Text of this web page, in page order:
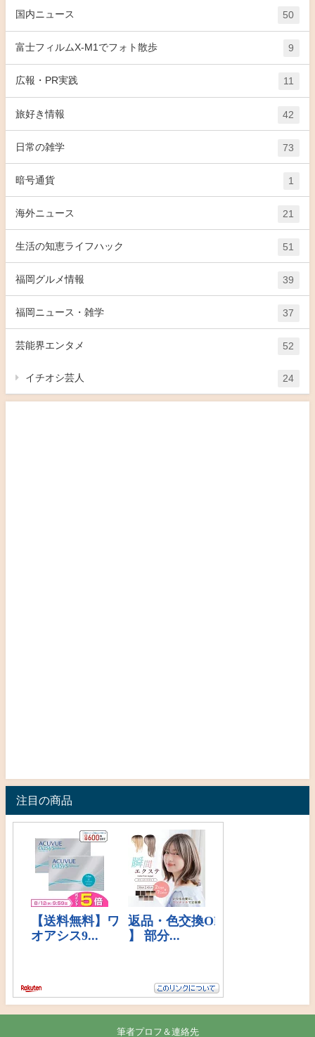
国内ニュース 50
富士フィルムX-M1でフォト散歩 9
広報・PR実践 11
旅好き情報 42
日常の雑学 73
暗号通貨 1
海外ニュース 21
生活の知恵ライフハック 51
福岡グルメ情報 39
福岡ニュース・雑学 37
芸能界エンタメ 52
イチオシ芸人 24
注目の商品
筆者プロフ＆連絡先